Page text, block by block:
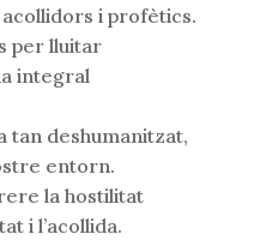
i profètics.
per lluitar
integral
tan deshumanitzat,
entorn.
la hostilitat
i l’acollida.